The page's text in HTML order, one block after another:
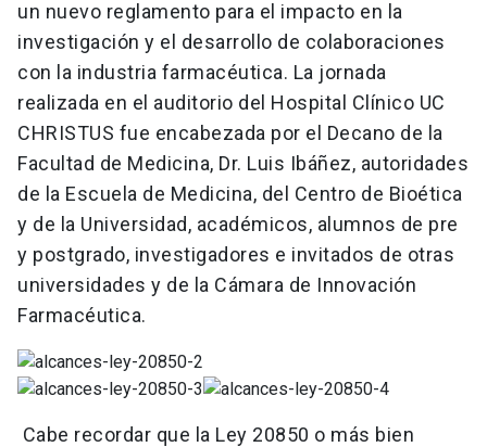
un nuevo reglamento para el impacto en la
investigación y el desarrollo de colaboraciones
con la industria farmacéutica. La jornada
realizada en el auditorio del Hospital Clínico UC
CHRISTUS fue encabezada por el Decano de la
Facultad de Medicina, Dr. Luis Ibáñez, autoridades
de la Escuela de Medicina, del Centro de Bioética
y de la Universidad, académicos, alumnos de pre
y postgrado, investigadores e invitados de otras
universidades y de la Cámara de Innovación
Farmacéutica.
Cabe recordar que la Ley 20850 o más bien